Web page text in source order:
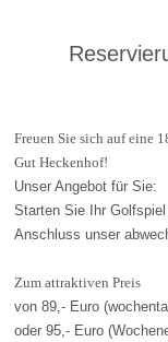
Freuen Sie sich auf eine
Gut Heckenhof!
Unser Angebot für Sie:
Starten Sie Ihr
Anschluss unser
Zum attraktiven Preis
von 89,- Euro
oder 95,- Euro